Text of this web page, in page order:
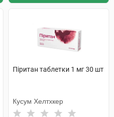
Піритан таблетки 1 мг 30 шт
Кусум Хелтхкер